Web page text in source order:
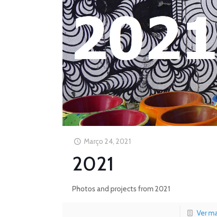
Março 24, 2021
2021
Photos and projects from 2021
Ver